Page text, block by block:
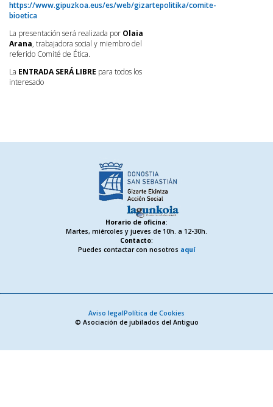
https://www.gipuzkoa.eus/es/web/gizartepolitika/comite-
bioetica
La presentación será realizada por Olaia
Arana, trabajadora social y miembro del
referido Comité de Ética.
La ENTRADA SERÁ LIBRE para todos los
interesado
Horario de oficina:
Martes, miércoles y jueves de 10h. a 12-30h.
Contacto:
Puedes contactar con nosotros aquí
© Asociación de jubilados del Antiguo
Aviso legalPolítica de Cookies